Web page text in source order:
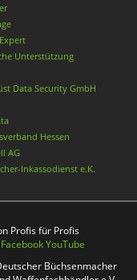
Unterstützung
Data Security GmbH
Hessen
AG
Inkassodienst e.K.
Profis für Profis
FacebookYouTube
Büchsenmacher